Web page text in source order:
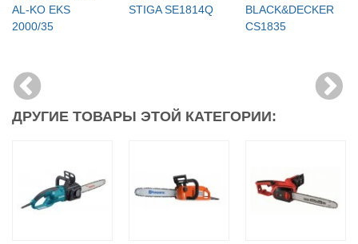
AL-KO EKS
2000/35
STIGA SE1814Q
BLACK&DECKER
CS1835
ДРУГИЕ ТОВАРЫ ЭТОЙ КАТЕГОРИИ: